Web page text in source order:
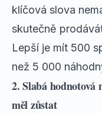
klíčová slova
skutečně
Lepší je mít 500
než 5 000
2. Slabá hodnotová
měl zůstat